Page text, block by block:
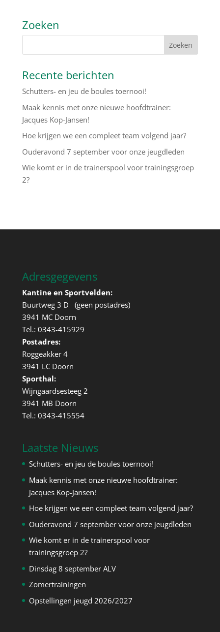
Zoeken
Recente berichten
Schutters- en jeu de boules toernooi!
Maak kennis met onze nieuwe hoofdtrainer:
Jacques Kop-Jansen!
Hoe krijgen we een compleet team volgend jaar?
Ouderavond 7 september voor onze jeugdleden
Wie komt er in de trainerspool voor trainingsgroep
2?
Adresgegevens
Kantine en Sportvelden:
Buurtweg 3 D (geen postadres)
3941 MC Doorn
Tel.: 0343-415929
Postadres:
Roggeakker 4
3941 LC Doorn
Sporthal:
Wijngaardsesteeg 2
3941 MB Doorn
Tel.: 0343-415554
Laatste Nieuws
Schutters- en jeu de boules toernooi!
Maak kennis met onze nieuwe hoofdtrainer:
Jacques Kop-Jansen!
Hoe krijgen we een compleet team volgend jaar?
Ouderavond 7 september voor onze jeugdleden
Wie komt er in de trainerspool voor
trainingsgroep 2?
Dinsdag 8 september ALV
Zomertrainingen
Opstellingen jeugd 2026/2027